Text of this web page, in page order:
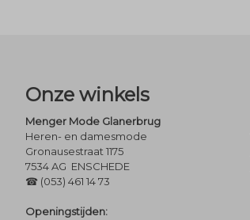
Onze winkels
Menger Mode Glanerbrug
Heren- en damesmode
Gronausestraat 1175
7534 AG ENSCHEDE
☎ (053) 461 14 73
Openingstijden: